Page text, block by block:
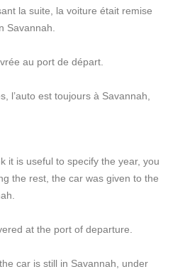
la suite, la voiture était remise
Savannah.
au port de départ.
l’auto est toujours à Savannah,
it is useful to specify the year, you
the rest, the car was given to the
at the port of departure.
car is still in Savannah, under